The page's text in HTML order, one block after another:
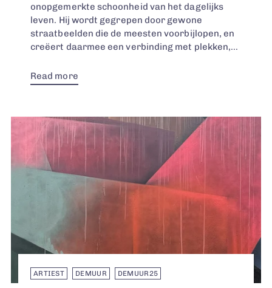
onopgemerkte schoonheid van het dagelijks
leven. Hij wordt gegrepen door gewone
straatbeelden die de meesten voorbijlopen, en
creëert daarmee een verbinding met plekken,...
Read more
ARTIEST DEMUUR DEMUUR25